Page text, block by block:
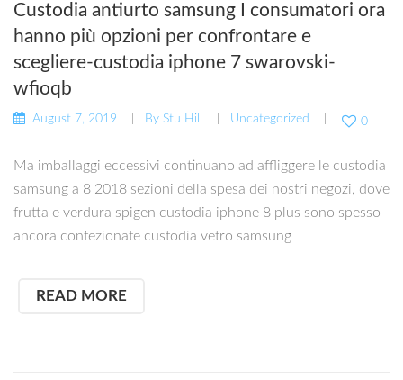
Custodia antiurto samsung I consumatori ora
hanno più opzioni per confrontare e
scegliere-custodia iphone 7 swarovski-
wfioqb
August 7, 2019 By Stu Hill Uncategorized 0
Ma imballaggi eccessivi continuano ad affliggere le custodia
samsung a 8 2018 sezioni della spesa dei nostri negozi, dove
frutta e verdura spigen custodia iphone 8 plus sono spesso
ancora confezionate custodia vetro samsung
READ MORE